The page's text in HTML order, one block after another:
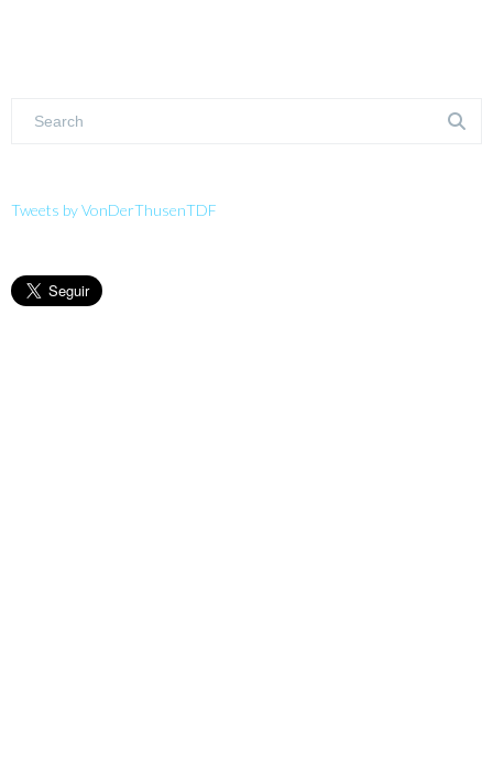
Tweets by VonDerThusenTDF